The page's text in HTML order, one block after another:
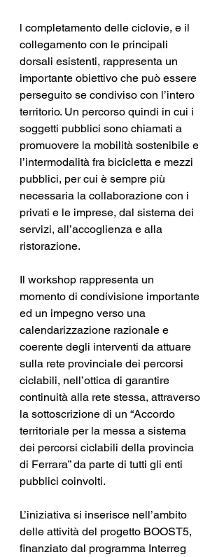
l completamento delle ciclovie, e il
collegamento con le principali
dorsali esistenti, rappresenta un
importante obiettivo che può essere
perseguito se condiviso con l’intero
territorio. Un percorso quindi in cui i
soggetti pubblici sono chiamati a
promuovere la mobilità sostenibile e
l’intermodalità fra bicicletta e mezzi
pubblici, per cui è sempre più
necessaria la collaborazione con i
privati e le imprese, dal sistema dei
servizi, all’accoglienza e alla
ristorazione.
Il workshop rappresenta un
momento di condivisione importante
ed un impegno verso una
calendarizzazione razionale e
coerente degli interventi da attuare
sulla rete provinciale dei percorsi
ciclabili, nell’ottica di garantire
continuità alla rete stessa, attraverso
la sottoscrizione di un “Accordo
territoriale per la messa a sistema
dei percorsi ciclabili della provincia
di Ferrara” da parte di tutti gli enti
pubblici coinvolti.
L’iniziativa si inserisce nell’ambito
delle attività del progetto BOOST5,
finanziato dal programma Interreg